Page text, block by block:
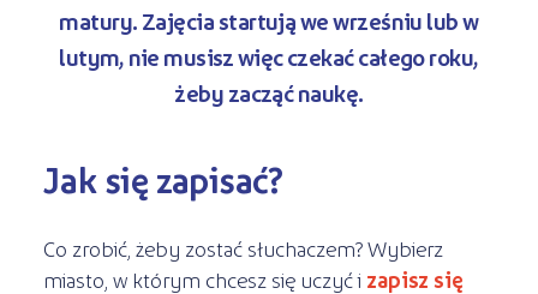
matury. Zajęcia startują we wrześniu lub w
lutym, nie musisz więc czekać całego roku,
żeby zacząć naukę.
Jak się zapisać?
Co zrobić, żeby zostać słuchaczem? Wybierz
miasto, w którym chcesz się uczyć i zapisz się